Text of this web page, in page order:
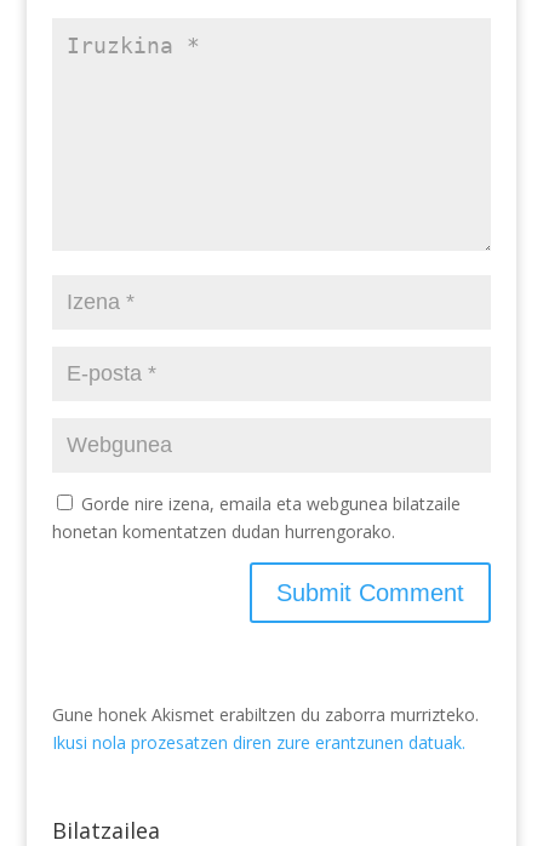
Gorde nire izena, emaila eta webgunea bilatzaile
honetan komentatzen dudan hurrengorako.
Gune honek Akismet erabiltzen du zaborra murrizteko.
Ikusi nola prozesatzen diren zure erantzunen datuak.
Bilatzailea